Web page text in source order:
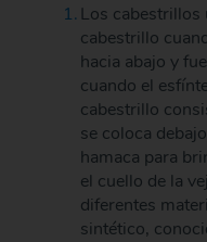
Los cabestrillos
cabestrillo
hacia abajo y
cuando el
cabestrillo
se coloca
hamaca para
el cuello de la
diferentes
sintético,